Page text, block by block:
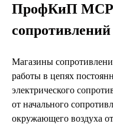
ПрофКиП
сопротивлений
Магазины
работы в цепях
электрического
от начального
окружающего воздуха